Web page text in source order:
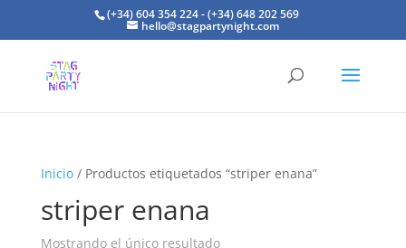
(+34) 604 354 224 - (+34) 648 202 569
hello@stagpartynight.com
Inicio/ Productos etiquetados “striper enana”
striper enana
Mostrando el único resultado